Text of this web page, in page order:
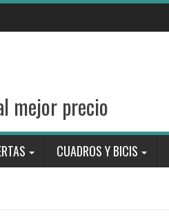
mejor precio
CUADROS Y BICIS